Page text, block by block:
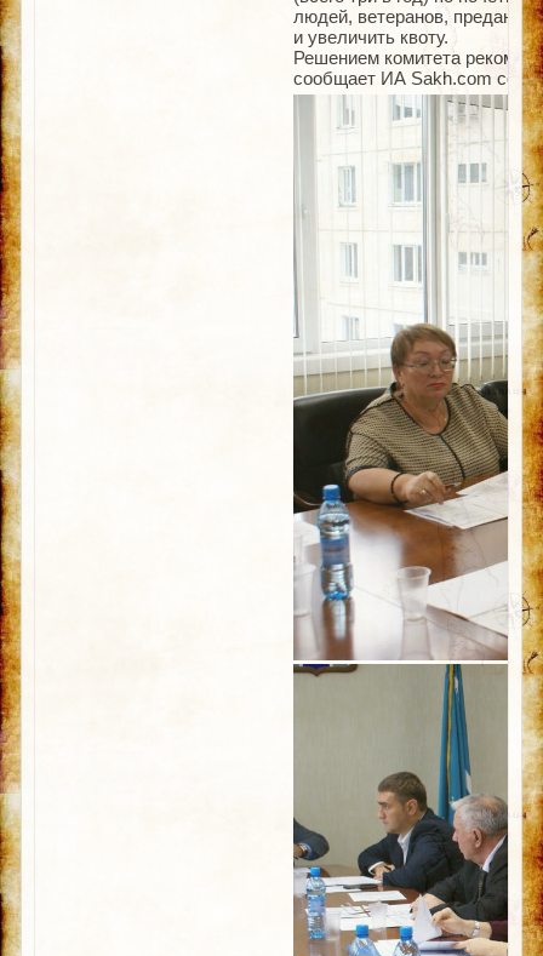
людей, ветеранов,
и увеличить квоту.
Решением комитета
сообщает ИА Sakh.com со